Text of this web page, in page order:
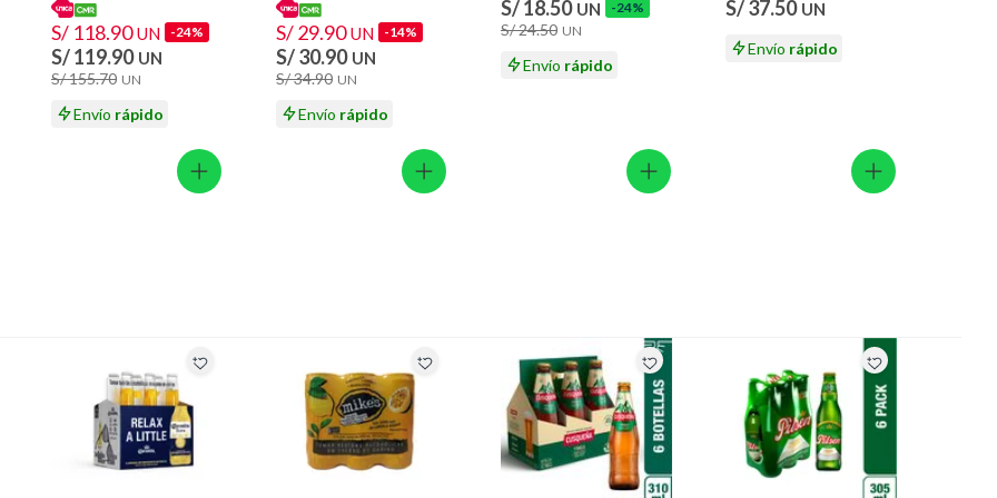
con señales de uso, sin empaques, etiquetas o sellos.
S/ 118.90 UN -24%
S/ 119.90 UN
S/ 155.70 UN
Envío rápido
S/ 29.90 UN -14%
S/ 30.90 UN
S/ 34.90 UN
Envío rápido
S/ 18.50 UN -24%
S/ 24.50 UN
Envío rápido
S/ 37.50 UN
Envío rápido